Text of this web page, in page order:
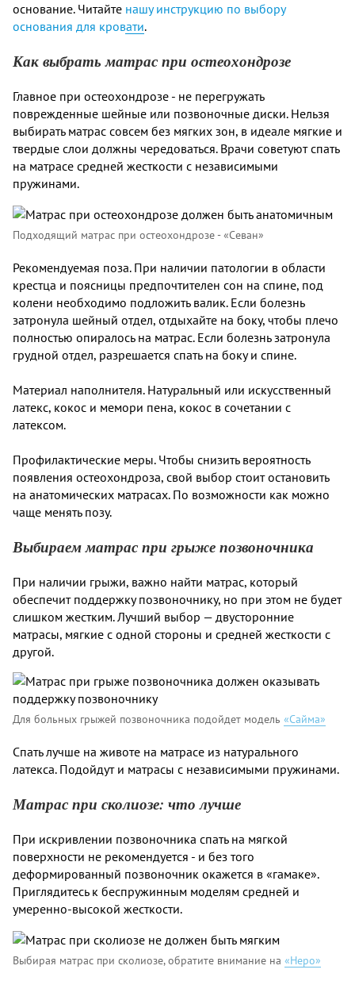
основание. Читайте нашу инструкцию по выбору
основания для кровати.
Как выбрать матрас при остеохондрозе
Главное при остеохондрозе - не перегружать
поврежденные шейные или позвоночные диски. Нельзя
выбирать матрас совсем без мягких зон, в идеале мягкие и
твердые слои должны чередоваться. Врачи советуют спать
на матрасе средней жесткости с независимыми
пружинами.
Подходящий матрас при остеохондрозе - «Севан»
Рекомендуемая поза. При наличии патологии в области
крестца и поясницы предпочтителен сон на спине, под
колени необходимо подложить валик. Если болезнь
затронула шейный отдел, отдыхайте на боку, чтобы плечо
полностью опиралось на матрас. Если болезнь затронула
грудной отдел, разрешается спать на боку и спине.
Материал наполнителя. Натуральный или искусственный
латекс, кокос и мемори пена, кокос в сочетании с
латексом.
Профилактические меры. Чтобы снизить вероятность
появления остеохондроза, свой выбор стоит остановить
на анатомических матрасах. По возможности как можно
чаще менять позу.
Выбираем матрас при грыже позвоночника
При наличии грыжи, важно найти матрас, который
обеспечит поддержку позвоночнику, но при этом не будет
слишком жестким. Лучший выбор — двусторонние
матрасы, мягкие с одной стороны и средней жесткости с
другой.
Для больных грыжей позвоночника подойдет модель «Сайма»
Спать лучше на животе на матрасе из натурального
латекса. Подойдут и матрасы с независимыми пружинами.
Матрас при сколиозе: что лучше
При искривлении позвоночника спать на мягкой
поверхности не рекомендуется - и без того
деформированный позвоночник окажется в «гамаке».
Приглядитесь к беспружинным моделям средней и
умеренно-высокой жесткости.
Выбирая матрас при сколиозе, обратите внимание на «Неро»